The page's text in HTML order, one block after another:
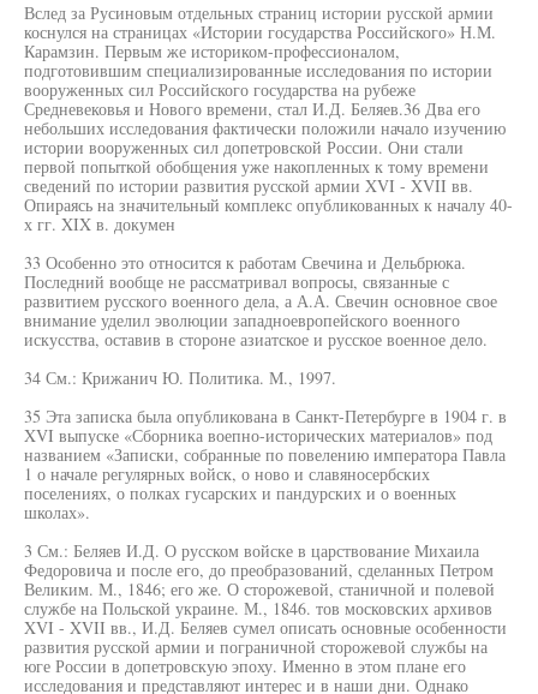
Вслед за Русиновым отдельных страниц истории русской армии
коснулся на страницах «Истории государства Российского» Н.М.
Карамзин. Первым же историком-профессионалом,
подготовившим специализированные исследования по истории
вооруженных сил Российского государства на рубеже
Средневековья и Нового времени, стал И.Д. Беляев.36 Два его
небольших исследования фактически положили начало изучению
истории вооруженных сил допетровской России. Они стали
первой попыткой обобщения уже накопленных к тому времени
сведений по истории развития русской армии XVI - XVII вв.
Опираясь на значительный комплекс опубликованных к началу 40-
х гг. XIX в. докумен
33 Особенно это относится к работам Свечина и Дельбрюка.
Последний вообще не рассматривал вопросы, связанные с
развитием русского военного дела, а А.А. Свечин основное свое
внимание уделил эволюции западноевропейского военного
искусства, оставив в стороне азиатское и русское военное дело.
34 См.: Крижанич Ю. Политика. М., 1997.
35 Эта записка была опубликована в Санкт-Петербурге в 1904 г. в
XVI выпуске «Сборника воепно-исторических материалов» под
названием «Записки, собранные по повелению императора Павла
1 о начале регулярных войск, о ново и славяносербских
поселениях, о полках гусарских и пандурских и о военных
школах».
3 См.: Беляев И.Д. О русском войске в царствование Михаила
Федоровича и после его, до преобразований, сделанных Петром
Великим. М., 1846; его же. О сторожевой, станичной и полевой
службе на Польской украине. М., 1846. тов московских архивов
XVI - XVII вв., И.Д. Беляев сумел описать основные особенности
развития русской армии и пограничной сторожевой службы на
юге России в допетровскую эпоху. Именно в этом плане его
исследования и представляют интерес и в наши дни. Однако